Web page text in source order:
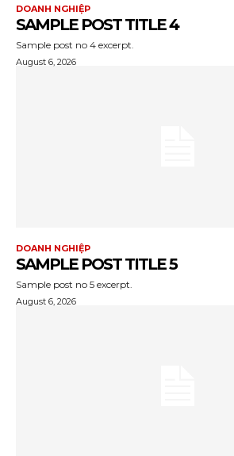
DOANH NGHIỆP
SAMPLE POST TITLE 4
Sample post no 4 excerpt.
August 6, 2026
DOANH NGHIỆP
SAMPLE POST TITLE 5
Sample post no 5 excerpt.
August 6, 2026